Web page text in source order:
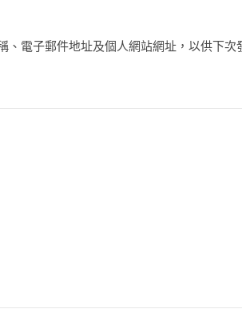
、電子郵件地址及個人網站網址，以供下次